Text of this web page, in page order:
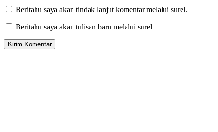
Beritahu saya akan tindak lanjut komentar melalui surel.
Beritahu saya akan tulisan baru melalui surel.